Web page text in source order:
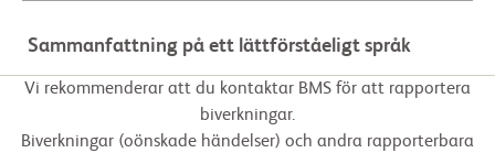
Sammanfattning på ett lättförståeligt språk
Vi rekommenderar att du kontaktar BMS för att rapportera
biverkningar.
Biverkningar (oönskade händelser) och andra rapporterbara